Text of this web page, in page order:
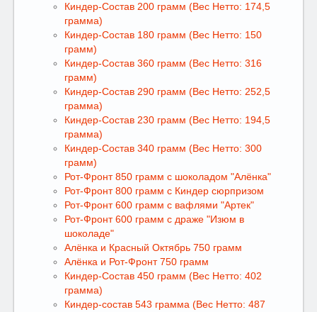
Киндер-Состав 200 грамм (Вес Нетто: 174,5
грамма)
Киндер-Состав 180 грамм (Вес Нетто: 150
грамм)
Киндер-Состав 360 грамм (Вес Нетто: 316
грамм)
Киндер-Состав 290 грамм (Вес Нетто: 252,5
грамма)
Киндер-Состав 230 грамм (Вес Нетто: 194,5
грамма)
Киндер-Состав 340 грамм (Вес Нетто: 300
грамм)
Рот-Фронт 850 грамм с шоколадом "Алёнка"
Рот-Фронт 800 грамм с Киндер сюрпризом
Рот-Фронт 600 грамм с вафлями "Артек"
Рот-Фронт 600 грамм с драже "Изюм в
шоколаде"
Алёнка и Красный Октябрь 750 грамм
Алёнка и Рот-Фронт 750 грамм
Киндер-Состав 450 грамм (Вес Нетто: 402
грамма)
Киндер-состав 543 грамма (Вес Нетто: 487